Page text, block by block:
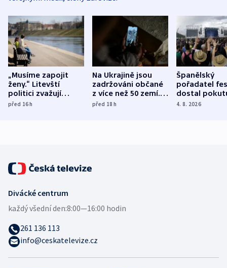
„Musíme zapojit
ženy.“ Litevští
politici zvažují
dohodu o
před 16h
Na Ukrajině jsou
zadržováni občané
z více než 50 zemí.
Bojovali na straně
před 18h
Španělský
pořadatel
dostal
nekalé
4. 8. 2026
Divácké centrum
každý všední den:8:00—16:00 hodin
261 136 113
info@ceskatelevize.cz